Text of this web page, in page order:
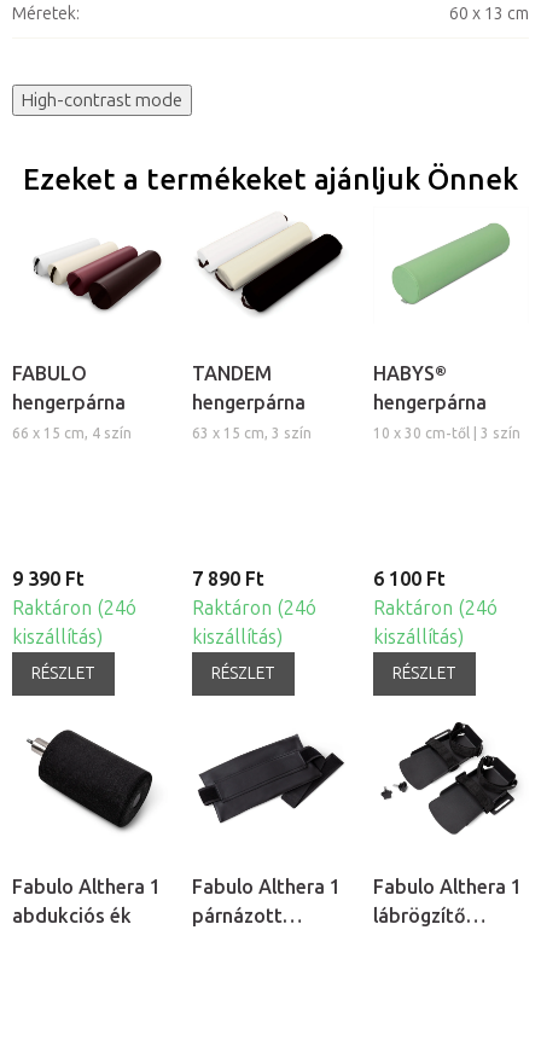
Méretek: 60 x 13 cm
High-contrast mode
Ezeket a termékeket ajánljuk Önnek
FABULO
hengerpárna
66 x 15 cm, 4 szín
9 390 Ft
Raktáron (24ó
kiszállítás)
RÉSZLET
TANDEM
hengerpárna
63 x 15 cm, 3 szín
7 890 Ft
Raktáron (24ó
kiszállítás)
RÉSZLET
HABYS®
hengerpárna
10 x 30 cm-től | 3 szín
6 100 Ft
Raktáron (24ó
kiszállítás)
RÉSZLET
Fabulo Althera 1
abdukciós ék
Fabulo Althera 1
párnázott
Fabulo Althera 1
lábrögzítő